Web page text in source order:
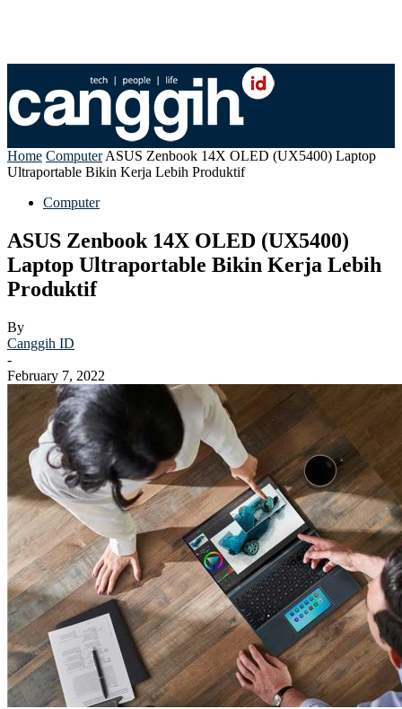
Home Computer ASUS Zenbook 14X OLED (UX5400) Laptop
Ultraportable Bikin Kerja Lebih Produktif
Computer
ASUS Zenbook 14X OLED (UX5400)
Laptop Ultraportable Bikin Kerja Lebih
Produktif
By
Canggih ID
-
February 7, 2022